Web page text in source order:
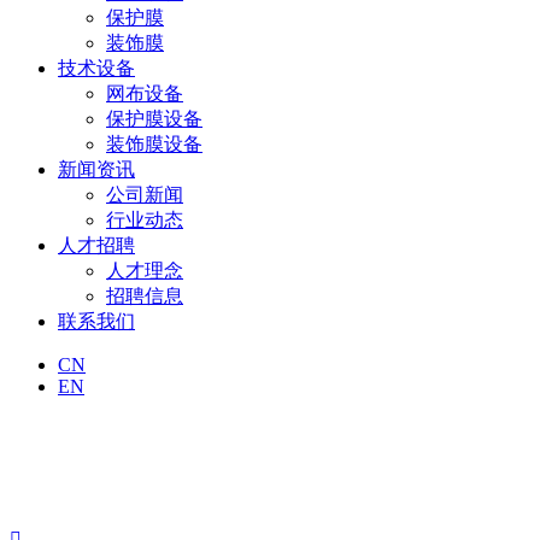
保护膜
装饰膜
技术设备
网布设备
保护膜设备
装饰膜设备
新闻资讯
公司新闻
行业动态
人才招聘
人才理念
招聘信息
联系我们
CN
EN